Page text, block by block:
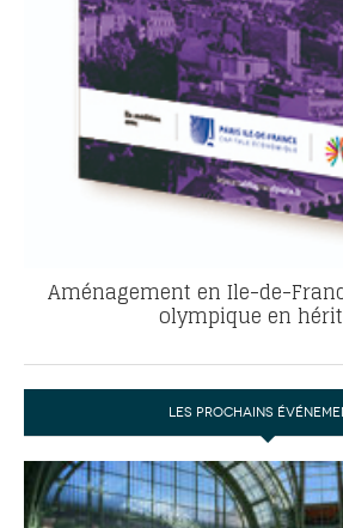
Aménagement en Ile-de-
olympique en
LES PROCHAINS